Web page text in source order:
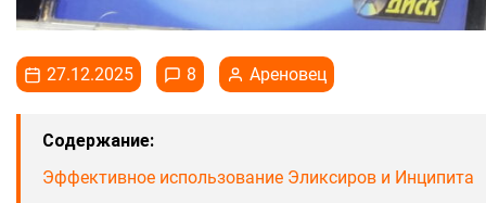
27.12.2025 8 Ареновец
Содержание:
Эффективное использование Эликсиров и Инципита